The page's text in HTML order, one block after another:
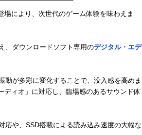
により、次世代のゲーム体験を味わえま
、ダウンロードソフト専用のデジタル・エデ
動が多彩に変化することで、没入感を高めま
ィオ」に対応し、臨場感のあるサウンド体
応や、SSD搭載による読み込み速度の大幅な